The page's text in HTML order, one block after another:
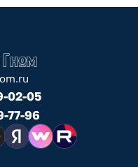
02-05
77-96